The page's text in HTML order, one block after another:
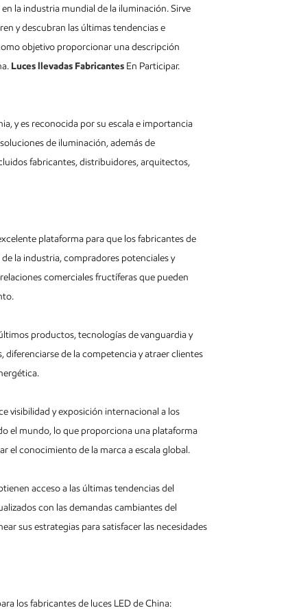
la industria mundial de la iluminación. Sirve
y descubran las últimas tendencias e
objetivo proporcionar una descripción
Luces llevadas Fabricantes En Participar.
y es reconocida por su escala e importancia
de iluminación, además de
fabricantes, distribuidores, arquitectos,
plataforma para que los fabricantes de
la industria, compradores potenciales y
comerciales fructíferas que pueden
productos, tecnologías de vanguardia y
diferenciarse de la competencia y atraer clientes
visibilidad y exposición internacional a los
el mundo, lo que proporciona una plataforma
el conocimiento de la marca a escala global.
acceso a las últimas tendencias del
con las demandas cambiantes del
sus estrategias para satisfacer las necesidades
los fabricantes de luces LED de China: